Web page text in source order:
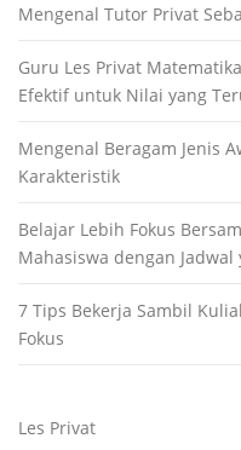
Mengenal Tutor Privat
Guru Les Privat
Efektif untuk Nilai yang
Mengenal Beragam Jenis
Karakteristik
Belajar Lebih Fokus
Mahasiswa dengan Jadwal
7 Tips Bekerja Sambil
Fokus
Les Privat